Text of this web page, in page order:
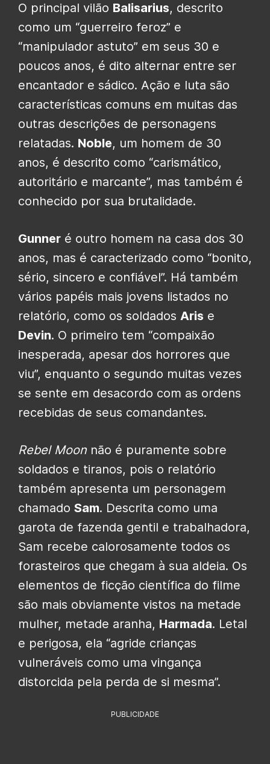
O principal vilão Balisarius, descrito
como um “guerreiro feroz” e
“manipulador astuto” em seus 30 e
poucos anos, é dito alternar entre ser
encantador e sádico. Ação e luta são
características comuns em muitas das
outras descrições de personagens
relatadas. Noble, um homem de 30
anos, é descrito como “carismático,
autoritário e marcante”, mas também é
conhecido por sua brutalidade.
Gunner é outro homem na casa dos 30
anos, mas é caracterizado como “bonito,
sério, sincero e confiável”. Há também
vários papéis mais jovens listados no
relatório, como os soldados Aris e
Devin. O primeiro tem “compaixão
inesperada, apesar dos horrores que
viu”, enquanto o segundo muitas vezes
se sente em desacordo com as ordens
recebidas de seus comandantes.
Rebel Moon não é puramente sobre
soldados e tiranos, pois o relatório
também apresenta um personagem
chamado Sam. Descrita como uma
garota de fazenda gentil e trabalhadora,
Sam recebe calorosamente todos os
forasteiros que chegam à sua aldeia. Os
elementos de ficção científica do filme
são mais obviamente vistos na metade
mulher, metade aranha, Harmada. Letal
e perigosa, ela “agride crianças
vulneráveis ​​como uma vingança
distorcida pela perda de si mesma”.
PUBLICIDADE